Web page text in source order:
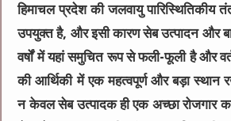
हिमाचल प्रदेश की जलवायु पारिस्थितिकीय
उपयुक्त है, और इसी कारण सेब उत्पादन और
वर्षों में यहां समुचित रूप से फली-फूली है और
की आर्थिकी में एक महत्वपूर्ण और बड़ा स्थान
न केवल सेब उत्पादक ही एक अच्छा रोजगार